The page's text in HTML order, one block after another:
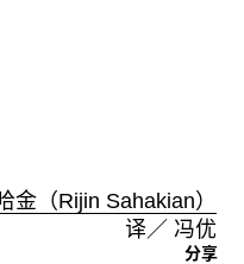
金（Rijin Sahakian）
译／ 冯优
分享